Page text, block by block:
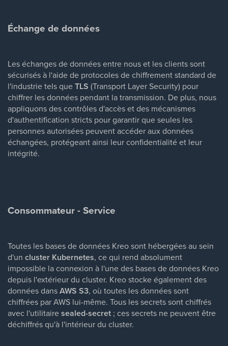
Échange de données
Les échanges de données entre nous et les clients sont
sécurisés à l'aide de protocoles de chiffrement standard de
l'industrie tels queTLS (Transport Layer Security) pour
chiffrer les données pendant la transmission. De plus, nous
appliquons des contrôles d'accès et des mécanismes
d'authentification stricts pour garantir que seules les
personnes autorisées peuvent accéder aux données
échangées, protégeant ainsi leur confidentialité et leur
intégrité.
Consommateur - Service
Toutes les bases de données Kreo sont hébergées au sein
d'un cluster Kubernetes, ce qui rend absolument
impossible la connexion à l'une des bases de données Kreo
depuis l'extérieur du cluster. Kreo stocke également des
données dansAWS S3, où toutes les données sont
chiffrées par AWS lui-même. Tous les secrets sont chiffrés
avec l'utilitairesealed-secret ; ces secrets ne peuvent être
déchiffrés qu'à l'intérieur du cluster.